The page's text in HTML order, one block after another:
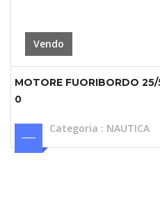
Vendo
MOTORE FUORIBORDO
0
Categoria : NAUTICA